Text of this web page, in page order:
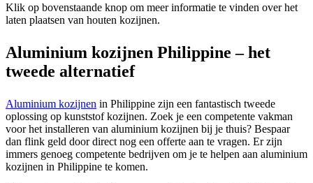
Klik op bovenstaande knop om meer informatie te vinden over het
laten plaatsen van houten kozijnen.
Aluminium kozijnen Philippine – het
tweede alternatief
Aluminium kozijnen in Philippine zijn een fantastisch tweede
oplossing op kunststof kozijnen. Zoek je een competente vakman
voor het installeren van aluminium kozijnen bij je thuis? Bespaar
dan flink geld door direct nog een offerte aan te vragen. Er zijn
immers genoeg competente bedrijven om je te helpen aan aluminium
kozijnen in Philippine te komen.